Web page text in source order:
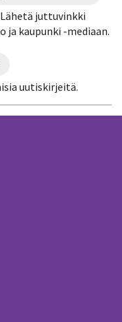
Lähetä juttuvinkki
ja kaupunki -mediaan.
uutiskirjeitä.